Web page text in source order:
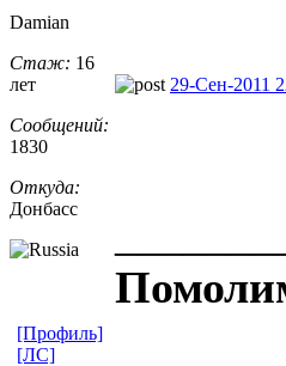
Damian
Стаж: 16
лет
Сообщений:
1830
Откуда:
Донбасс
29-Сен-2011
[Профиль]
[ЛС]